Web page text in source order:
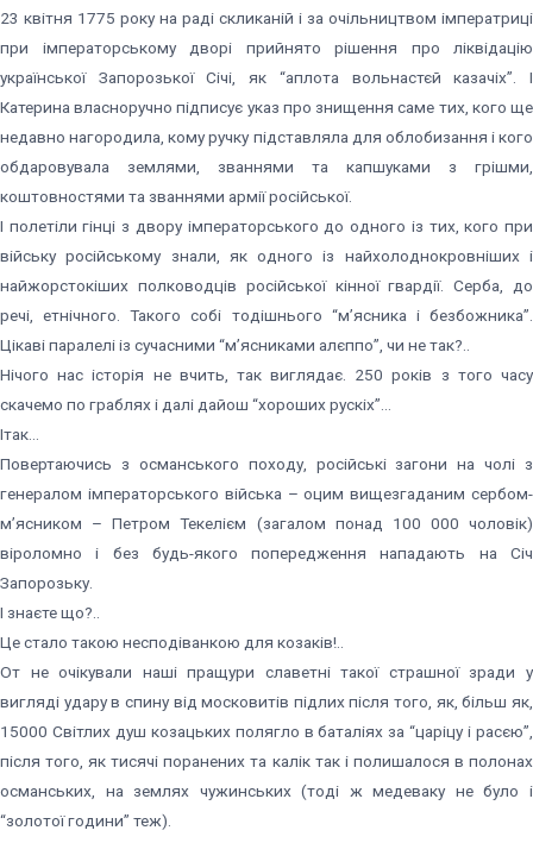
23 квітня 1775 року на раді скликаній і за очільництвом імператриці
при імператорському дворі прийнято рішення про ліквідацію
української Запорозької Січі, як “аплота вольнастєй казачіх”. І
Катерина власноручно підписує указ про знищення саме тих, кого ще
недавно нагородила, кому ручку підставляла для облобизання і кого
обдаровувала землями, званнями та капшуками з грішми,
коштовностями та званнями армії російської.
І полетіли гінці з двору імператорського до одного із тих, кого при
війську російському знали, як одного із найхолоднокровніших і
найжорстокіших полководців російської кінної гвардії. Серба, до
речі, етнічного. Такого собі тодішнього “м’ясника і безбожника”.
Цікаві паралелі із сучасними “м’ясниками алєппо”, чи не так?..
Нічого нас історія не вчить, так виглядає. 250 років з того часу
скачемо по граблях і далі дайош “хороших рускіх”…
Ітак…
Повертаючись з османського походу, російські загони на чолі з
генералом імператорського війська – оцим вищезгаданим сербом-
м’ясником – Петром Текелієм (загалом понад 100 000 чоловік)
віроломно і без будь-якого попередження нападають на Січ
Запорозьку.
І знаєте що?..
Це стало такою несподіванкою для козаків!..
От не очікували наші пращури славетні такої страшної зради у
вигляді удару в спину від московитів підлих після того, як, більш як,
15000 Світлих душ козацьких полягло в баталіях за “царіцу і расєю”,
після того, як тисячі поранених та калік так і полишалося в полонах
османських, на землях чужинських (тоді ж медеваку не було і
“золотої години” теж).